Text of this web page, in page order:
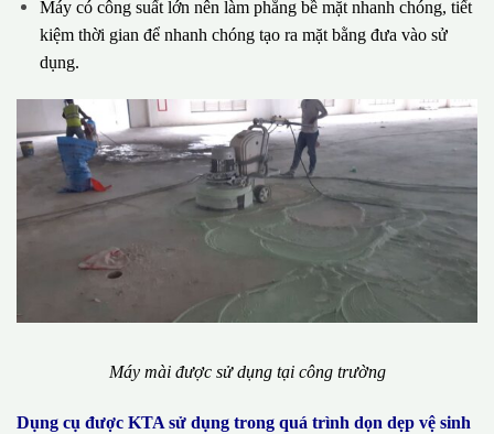
Máy có công suất lớn nên làm phẳng bề mặt nhanh chóng, tiết
kiệm thời gian để nhanh chóng tạo ra mặt bằng đưa vào sử
dụng.
Máy mài được sử dụng tại công trường
Dụng cụ được KTA sử dụng trong quá trình dọn dẹp vệ sinh